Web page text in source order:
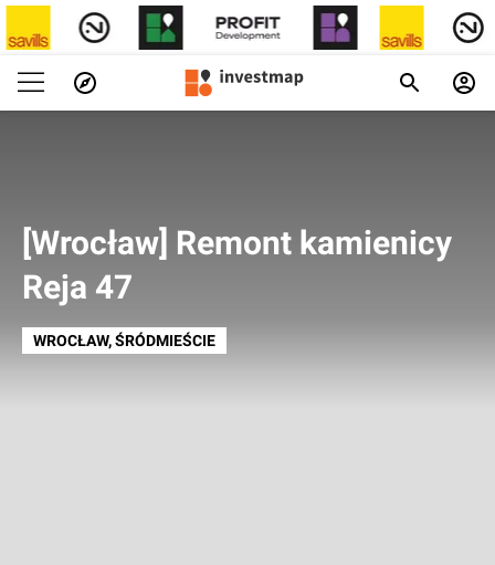
[Wrocław] Remont kamienicy
Reja 47
WROCŁAW, ŚRÓDMIEŚCIE